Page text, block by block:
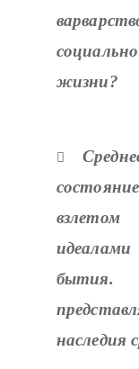
жизни?

взлетом
бытия.
наследия